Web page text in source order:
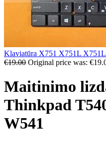
Klaviatūra X751 X751L
€19.00 Original price was:
Maitinimo
Thinkpad
W541